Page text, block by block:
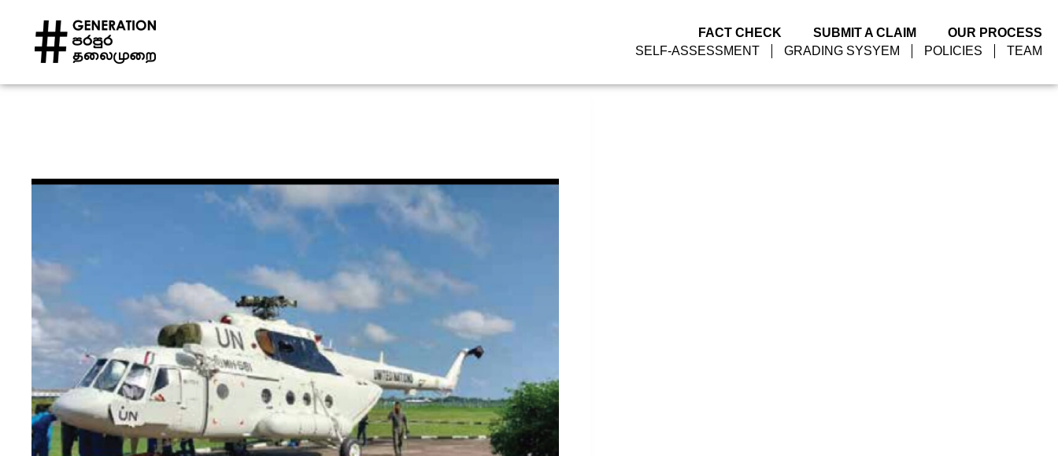
FACT CHECK SUBMIT A CLAIM
OUR PROCESS
SELF-ASSESSMENT
GRADING SYSYEM POLICIES TEAM